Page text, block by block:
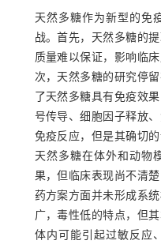
天然多糖作为新型的免
战。首先，天然多糖的
质量难以保证，影响临
次，天然多糖的研究停
了天然多糖具有免疫效
号传导、细胞因子释放
免疫反应，但是其确切
天然多糖在体外和动物
果，但临床表现尚不清
药方案方面并未形成系
广，毒性低的特点，但
体内可能引起过敏反应